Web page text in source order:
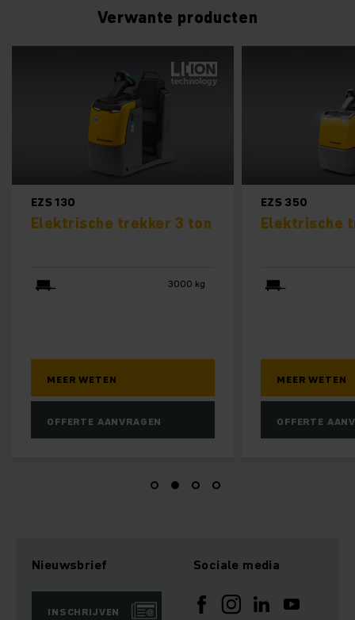
Verwante producten
EZS 130
Elektrische trekker 3 ton
3000 kg
MEER WETEN
OFFERTE AANVRAGEN
EZS 350
Elektrische
MEER WETEN
OFFERTE
Nieuwsbrief
INSCHRIJVEN
Sociale media